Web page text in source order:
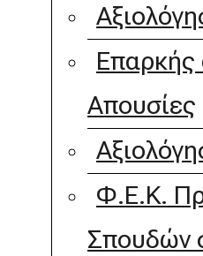
Επαρκής
Απουσίες
Φ.Ε.Κ.
Σπουδών